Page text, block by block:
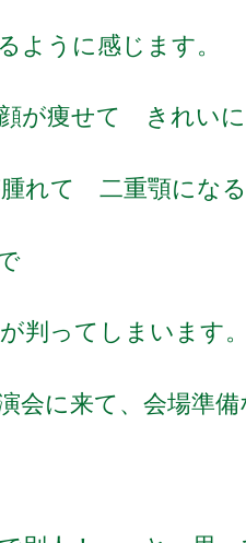
うに感じます。
が痩せて きれいに
れて 二重顎になる
判ってしまいます。
会に来て、会場準備